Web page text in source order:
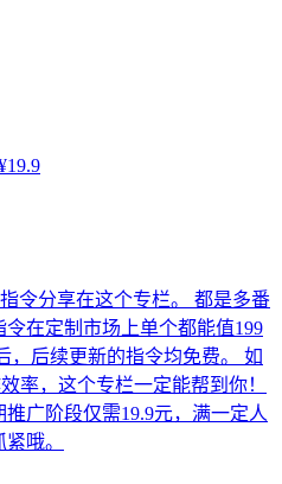
令分享在这个专栏。 都是多番
在定制市场上单个都能值199
，后续更新的指令均免费。 如
率，这个专栏一定能帮到你！
推广阶段仅需19.9元，满一定人
哦。